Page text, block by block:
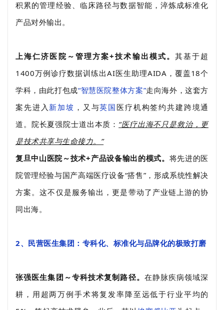
积累的管理经验、临床路径与数据智能，淬炼成标准化
产品对外输出。
上海仁济医院～管理方案+技术输出模式。其基于超
1400万例诊疗数据训练出AI医生助理AIDA，覆盖18个
学科，由此打包成“智慧医院整体方案”走向海外，这套方
案先进入 新加坡 ，又与英国 医疗机构签约共建跨境通
道。院长夏强院士道出本质： “医疗出海不只是救治，更
是技术共享与生命接力。”
复旦中山医院～技术+产品设备输出的模式。 将先进的医
院管理经验与国产高端医疗设备“搭售”，形成系统性解决
方案。这不仅是服务输出，更是带动了产业链上游的协
同出海。
2、民营医生集团：专科化、标准化与品牌化的极致打磨
张强医生集团～专科技术复制路径。 在静脉疾病领域深
耕，用超两万例手术将复发率降至远低于行业平均的